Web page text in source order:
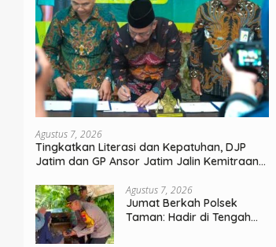
Agustus 7, 2026
Tingkatkan Literasi dan Kepatuhan, DJP
Jatim dan GP Ansor Jatim Jalin Kemitraan
Agustus 7, 2026
Jumat Berkah Polsek
Taman: Hadir di Tengah